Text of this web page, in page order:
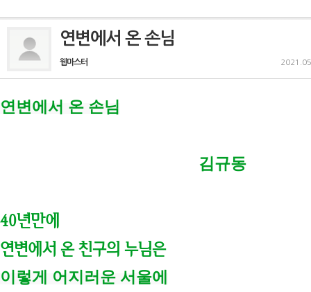
연변에서 온 손님
웹마스터
김규동
40년만에
연변에서 온 친구의 누님은
이렇게 어지러운 서울에